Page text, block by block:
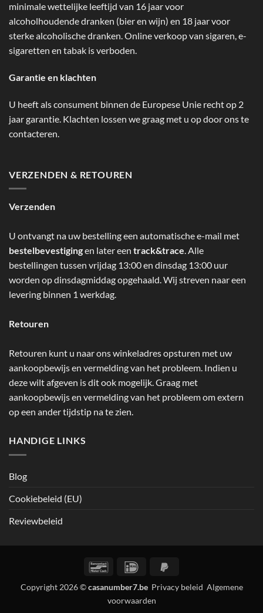
minimale wettelijke leeftijd van 16 jaar voor
alcoholhoudende dranken (bier en wijn) en 18 jaar voor
sterke alcoholische dranken. Online verkoop van sigaren, e-
sigaretten en tabak is verboden.
Garantie en klachten
U heeft als consument binnen de Europese Unie recht op 2
jaar garantie. Klachten lossen we graag met u op door ons te
contacteren.
VERZENDEN & RETOUREN
Verzenden
U ontvangt na uw bestelling een automatische e-mail met
bestelbevestigingen later een track&trace. Alle
bestellingen tussen vrijdag 13:00 en dinsdag 13:00 uur
worden op dinsdagmiddag opgehaald. Wij streven naar een
levering binnen 1 werkdag.
Retouren
Retouren kunt u naar ons winkeladres opsturen met uw
aankoopbewijs en vermelding van het probleem. Indien u
deze wilt afgeven is dit ook mogelijk. Graag met
aankoopbewijs en vermelding van het probleem om extern
op een ander tijdstip na te zien.
HANDIGE LINKS
Blog
Cookiebeleid (EU)
Reviewbeleid
BancontactIDeal
Copyright 2026 ©casanumber7.be Privacy beleid Algemene
voorwaarden